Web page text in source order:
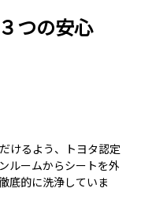
つの安心
けるよう、トヨタ認定
ルームからシートを外
底的に洗浄していま